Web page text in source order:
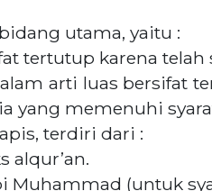
utama, yaitu :
tertutup karena telah
arti luas bersifat
yang memenuhi
terdiri dari :
alqur’an.
Muhammad (untuk